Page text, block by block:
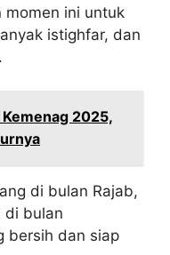
ini untuk
istighfar, dan
Kemenag 2025,
di bulan Rajab,
di bulan
bersih dan siap